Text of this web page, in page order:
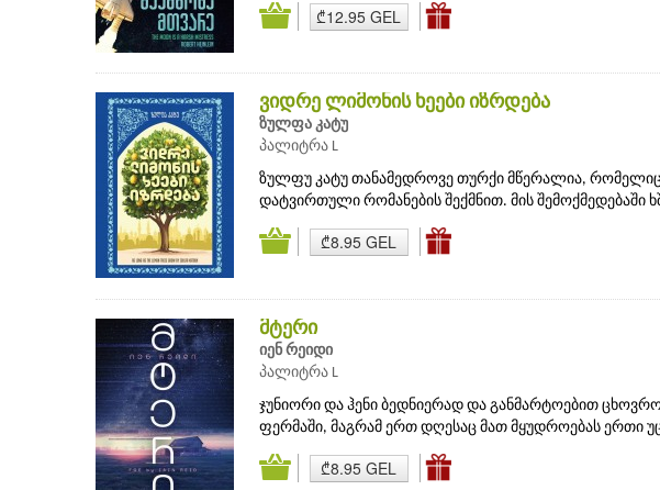
₾12.95 GEL
ვიდრე ლიმონის ხეები იზრდება
ზულფა კატუ
პალიტრა L
ზულფუ კატუ თანამედროვე თურქი მწერალია,
დატვირთული რომანების შექმნით. მის შემოქმედებაში
₾8.95 GEL
მტერი
იენ რეიდი
პალიტრა L
ჯუნიორი და ჰენი ბედნიერად და განმარტოებით
ფერმაში, მაგრამ ერთ დღესაც მათ მყუდროებას ერთი
₾8.95 GEL